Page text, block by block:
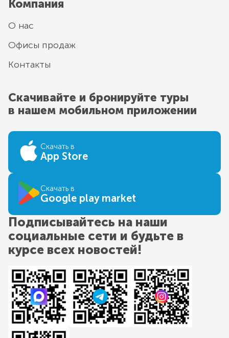
Компания
О нас
Офисы продаж
Контакты
Скачивайте и бронируйте туры
в нашем мобильном приложении
Скачать в
App Store
Скачать в
Google play market
Подписывайтесь на наши
социальные сети и будьте в
курсе всех новостей!